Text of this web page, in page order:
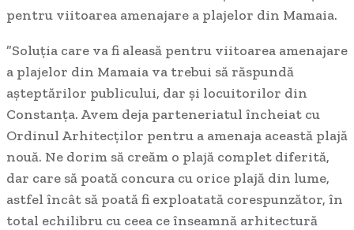
pentru viitoarea amenajare a plajelor din Mamaia.
”Soluția care va fi aleasă pentru viitoarea amenajare
a plajelor din Mamaia va trebui să răspundă
așteptărilor publicului, dar și locuitorilor din
Constanța. Avem deja parteneriatul încheiat cu
Ordinul Arhitecţilor pentru a amenaja această plajă
nouă. Ne dorim să creăm o plajă complet diferită,
dar care să poată concura cu orice plajă din lume,
astfel încât să poată fi exploatată corespunzător, în
total echilibru cu ceea ce înseamnă arhitectură